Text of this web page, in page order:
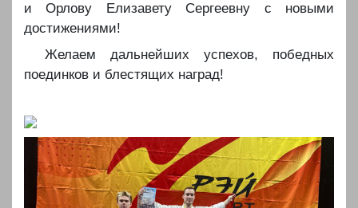
и Орлову Елизавету Сергеевну с новыми
достижениями!
️️Желаем дальнейших успехов, победных
поединков и блестящих наград!